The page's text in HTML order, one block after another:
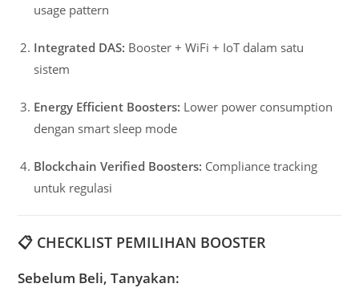
usage pattern
Integrated DAS: Booster + WiFi + IoT dalam satu
sistem
Energy Efficient Boosters: Lower power consumption
dengan smart sleep mode
Blockchain Verified Boosters: Compliance tracking
untuk regulasi
📋 CHECKLIST PEMILIHAN BOOSTER
Sebelum Beli, Tanyakan: